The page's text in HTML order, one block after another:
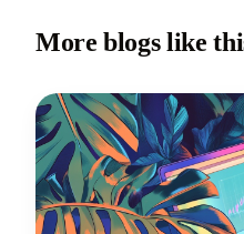
More blogs like